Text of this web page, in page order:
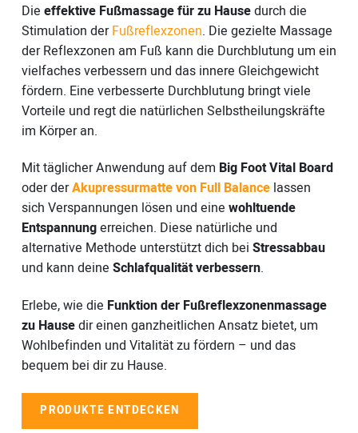
Die effektive Fußmassage für zu Hausedurch die
Stimulation derFußreflexzonen. Die gezielte Massage
der Reflexzonen am Fuß kann die Durchblutung um ein
vielfaches verbessern und das innere Gleichgewicht
fördern. Eine verbesserte Durchblutung bringt viele
Vorteile und regt die natürlichen Selbstheilungskräfte
im Körper an.
Mit täglicher Anwendung auf dem Big Foot Vital Board
oder derAkupressurmatte von Full Balancelassen
sich Verspannungen lösen und eine wohltuende
Entspannungerreichen. Diese natürliche und
alternative Methode unterstützt dich bei Stressabbau
und kann deine Schlafqualität verbessern.
Erlebe, wie die Funktion der Fußreflexzonenmassage
zu Hausedir einen ganzheitlichen Ansatz bietet, um
Wohlbefinden und Vitalität zu fördern – und das
bequem bei dir zu Hause.
PRODUKTE ENTDECKEN